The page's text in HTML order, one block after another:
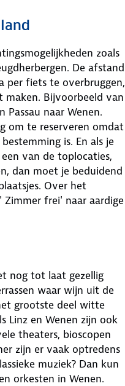
zoals
De afstand
per fiets te overbruggen,
Bijvoorbeeld van
naar Wenen.
om te reserveren omdat
is. En als je
van de toplocaties,
dan moet je beduidend
Over het
Zimmer frei' naar aardige
nog tot laat gezellig
waar wijn uit de
grootste deel witte
Linz en Wenen zijn ook
theaters, bioscopen
zijn er vaak optredens
muziek? Dan kun
orkesten in Wenen.